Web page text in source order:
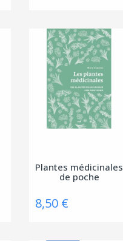
Plantes médicinales
de poche
8,50 €